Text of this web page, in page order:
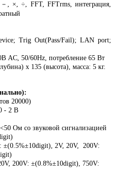
, ×, ÷, FFT, FFTrms, интеграция,
Trig Out(Pass/Fail); LAN port;
AC, 50/60Hz, потребление 65 Вт
х 135 (высота), масса: 5 кг.
20000)
- 2 В
Ом со звуковой сигнализацией
±(0.5%±10digit), 2V, 20V, 200V:
±(0.8%±10digit), 750V: